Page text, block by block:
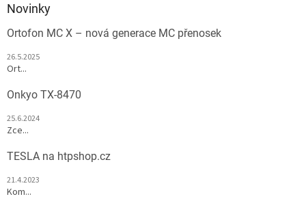
Novinky
Ortofon MC X – nová generace MC přenosek
26.5.2025
Ort...
Onkyo TX-8470
25.6.2024
Zce...
TESLA na htpshop.cz
21.4.2023
Kom...